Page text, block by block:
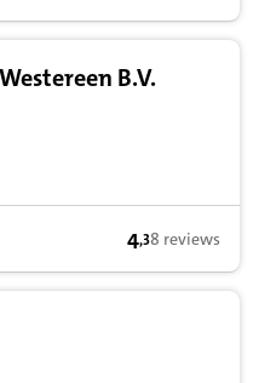
B.V.
4,3 op basis
4,38 reviews